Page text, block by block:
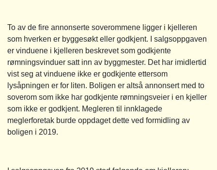
To av de fire annonserte soverommene ligger i kjelleren
som hverken er byggesøkt eller godkjent. I salgsoppgaven
er vinduene i kjelleren beskrevet som godkjente
rømningsvinduer satt inn av byggmester. Det har imidlertid
vist seg at vinduene ikke er godkjente ettersom
lysåpningen er for liten. Boligen er altså annonsert med to
soverom som ikke har godkjente rømningsveier i en kjeller
som ikke er godkjent. Megleren til innklagede
meglerforetak burde oppdaget dette ved formidling av
boligen i 2019.